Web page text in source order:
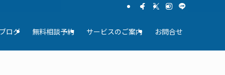
ログ 無料相談予約 サービスのご案内 お問合せ